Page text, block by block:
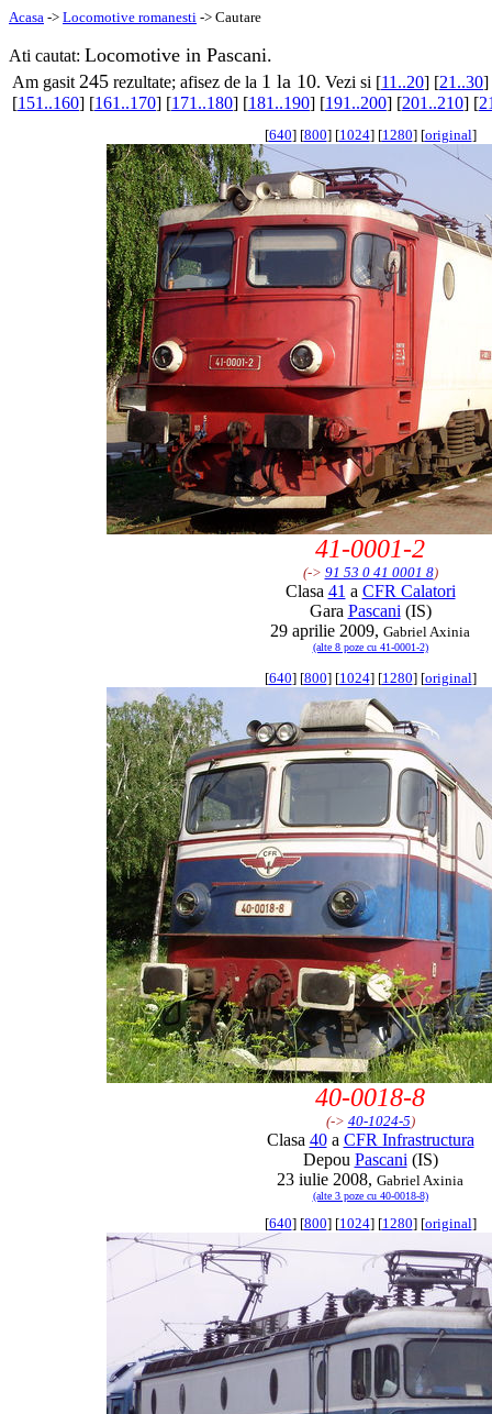
Acasa -> Locomotive romanesti -> Cautare
Ati cautat: Locomotive in Pascani.
Am gasit 245 rezultate; afisez de la 1 la 10. Vezi si [11..20] [21..30]
[151..160] [161..170] [171..180] [181..190] [191..200] [201..210] [
[640] [800] [1024] [1280] [original]
41-0001-2
(-> 91 53 0 41 0001 8)
Clasa 41 a CFR Calatori
Gara Pascani (IS)
29 aprilie 2009, Gabriel Axinia
(alte 8 poze cu 41-0001-2)
[640] [800] [1024] [1280] [original]
40-0018-8
(-> 40-1024-5)
Clasa 40a CFR Infrastructura
Depou Pascani (IS)
23 iulie 2008, Gabriel Axinia
(alte 3 poze cu 40-0018-8)
[640] [800] [1024] [1280] [original]